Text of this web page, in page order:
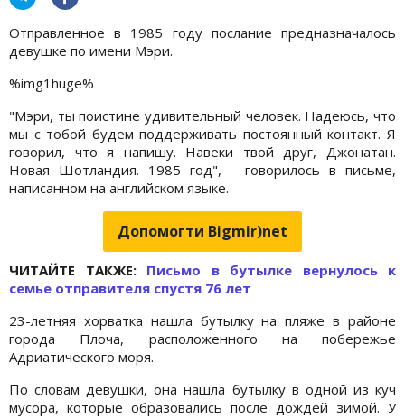
Отправленное в 1985 году послание предназначалось
девушке по имени Мэри.
%img1huge%
"Мэри, ты поистине удивительный человек. Надеюсь, что
мы с тобой будем поддерживать постоянный контакт. Я
говорил, что я напишу. Навеки твой друг, Джонатан.
Новая Шотландия. 1985 год", - говорилось в письме,
написанном на английском языке.
Допомогти Bigmir)net
ЧИТАЙТЕ ТАКЖЕ: Письмо в бутылке вернулось к
семье отправителя спустя 76 лет
23-летняя хорватка нашла бутылку на пляже в районе
города Плоча, расположенного на побережье
Адриатического моря.
По словам девушки, она нашла бутылку в одной из куч
мусора, которые образовались после дождей зимой. У